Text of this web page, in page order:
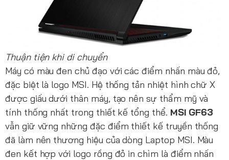
Thuận tiện khi di chuyển
Máy có màu đen chủ đạo với các điểm nhấn màu đỏ,
đặc biệt là logo MSI. Hệ thống tản nhiệt hình chữ X
được giấu dưới thân máy, tạo nên sự thẩm mỹ và
tính thống nhất trong thiết kế tổng thể. MSI GF63
vẫn giữ vững những đặc điểm thiết kế truyền thống
đã làm nên thương hiệu của dòng Laptop MSI. Màu
đen kết hợp với logo rồng đỏ in chìm là điểm nhấn